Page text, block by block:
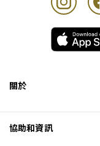
關於
協助和資訊